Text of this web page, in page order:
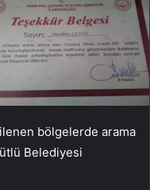
bölgelerde arama
Belediyesi